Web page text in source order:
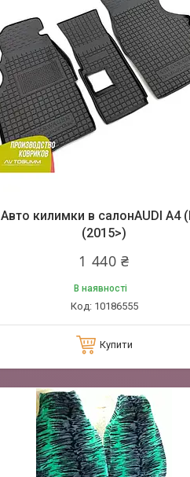
Авто килимки в салонAUDI A4
(2015>)
1 440 ₴
В наявності
10186555
Купити